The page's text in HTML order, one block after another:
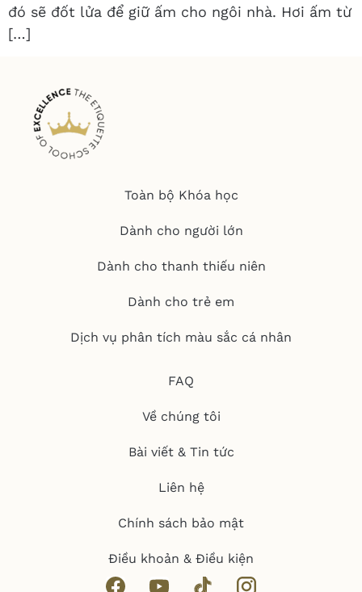
đó sẽ đốt lửa để giữ ấm cho ngôi nhà. Hơi ấm từ
[…]
Toàn bộ Khóa học
Dành cho người lớn
Dành cho thanh thiếu niên
Dành cho trẻ em
Dịch vụ phân tích màu sắc cá nhân
FAQ
Về chúng tôi
Bài viết & Tin tức
Liên hệ
Chính sách bảo mật
Điều khoản & Điều kiện